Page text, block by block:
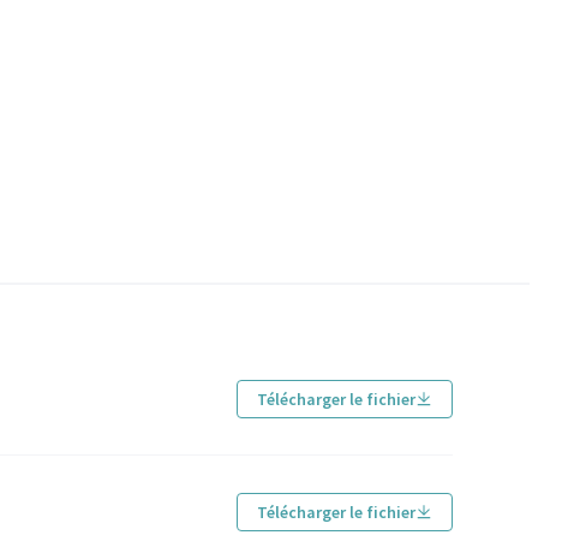
Télécharger le fichier
Télécharger le fichier